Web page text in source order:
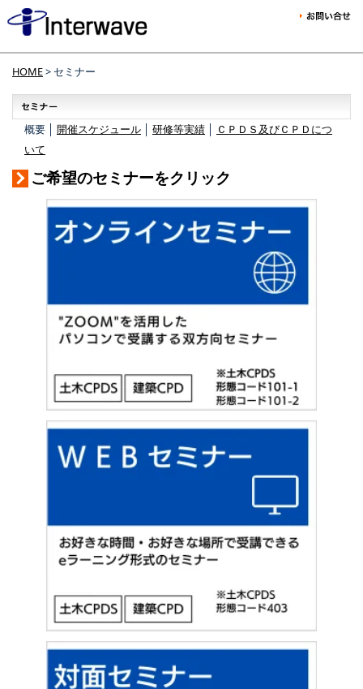
HOME> セミナー
概要 │ 開催スケジュール 研修等実績
ＣＰＤＳ及びＣＰＤにつ
いて
ご希望のセミナーをクリック